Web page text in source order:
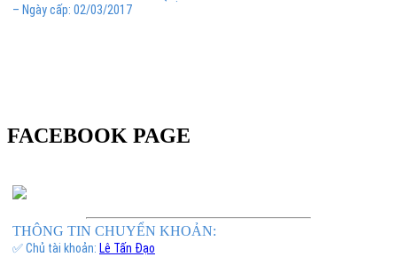
– Ngày cấp: 02/03/2017
FACEBOOK PAGE
THÔNG TIN CHUYỂN KHOẢN:
✅ Chủ tài khoản: Lê Tấn Đạo